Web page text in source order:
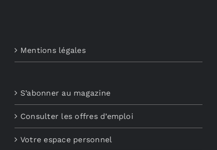
Mentions légales
S’abonner au magazine
Consulter les offres d’emploi
Votre espace personnel